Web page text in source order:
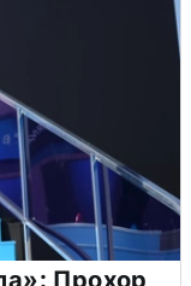
Прохор